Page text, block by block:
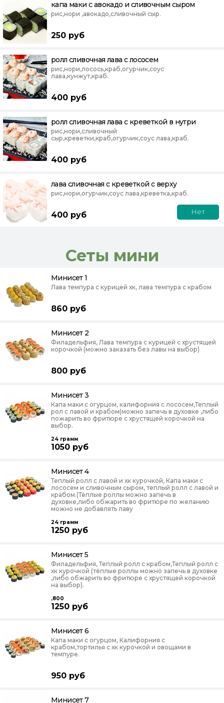
капа маки с авокадо и сливочным сыром
рис,нори ,авокадо,сливочный сыр.
250 руб
ролл сливочная лава с лососем
рис,нори,лосось,краб,огурчик,соус
лава,кунжут,краб.
400 руб
ролл сливочная лава с креветкой в нутри
рис,нори,сливочный
сыр,креветки,краб,огурчик,соус лава,краб.
400 руб
лава сливочная с креветкой с верху
рис,нори,огурчик,соус лава,креветка,краб.
400 руб Нет
Сеты мини
Минисет 1
Лава темпура с курицей хк, лава темпура с крабом
860 руб
Минисет 2
Филадельфия, Лава темпура с курицей с хрустящей
корочкой (можно заказать без лавы на выбор)
800 руб
Минисет 3
Капа маки с огурцом, калифорния с лососем,Теплый
рол с лавой и крабом(можно запечь в духовке ,либо
пожарить во фритюре с хрустящей корочкой на
выбор.
24 грамм
1050 руб
Минисет 4
Теплый ролл с лавой и хк курочкой, Капа маки с
лососем и сливочным сыром, теплый ролл с лавой и
крабом.(Тёплые роллы можно запечь в
духовке,либо обжарить во фритюре по желанию
можно не добавлять лаву
24 грамм
1250 руб
Минисет 5
Филадельфия, Теплый ролл с крабом,Теплый ролл с
хк курочкой (тёплые роллы можно запечь в духовке
,либо обжарить во фритюре с хрустящей корочкой
на выбор).
,800
1250 руб
Минисет 6
Капа маки с огурцом, Калифорния с
крабом,тортилья с хк курочкой и овощами в
темпуре.
950 руб
Минисет 7